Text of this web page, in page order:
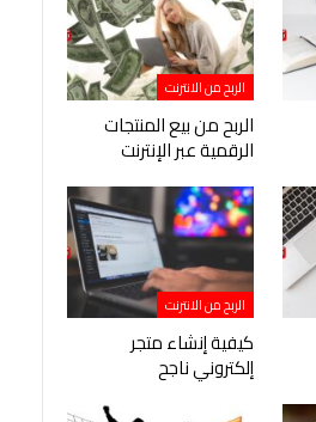
الربح من الانترنت
الربح من بيع المنتجات
الرقمية عبر الإنترنت
الربح من الانترنت
كيفية إنشاء متجر
إلكتروني ناجح